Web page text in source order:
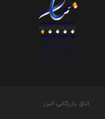
اتاق بازرگانی البرز